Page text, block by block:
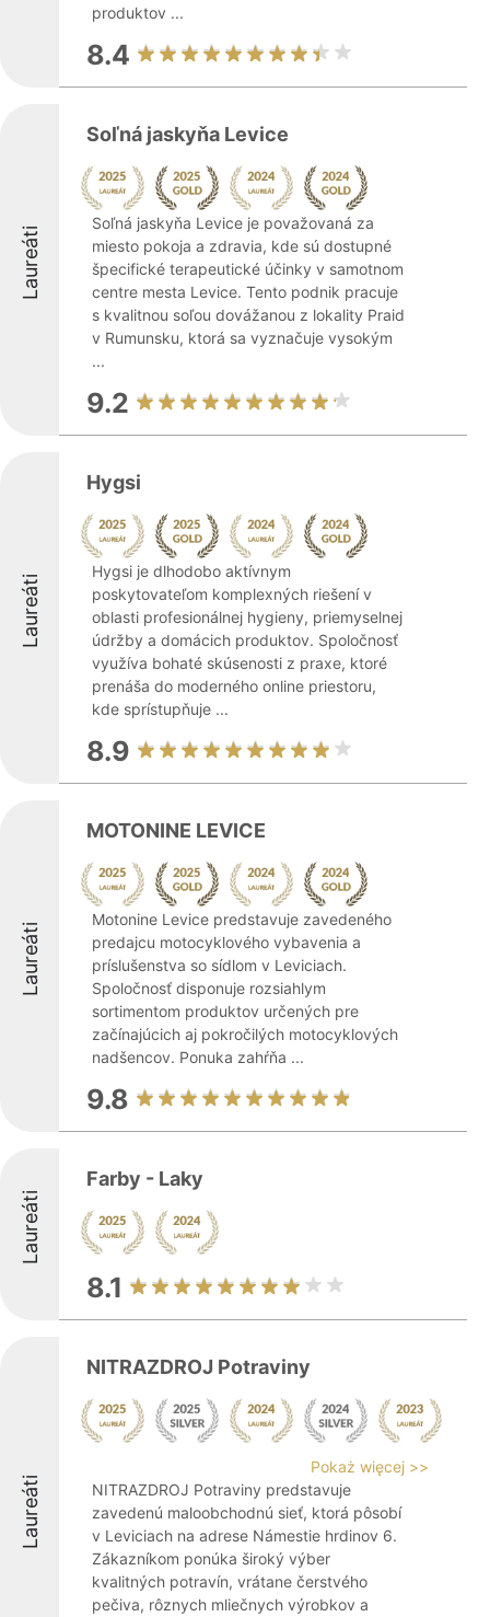
produktov ...
8.4
Laureáti
Soľná jaskyňa Levice
Soľná jaskyňa Levice je považovaná za
miesto pokoja a zdravia, kde sú dostupné
špecifické terapeutické účinky v samotnom
centre mesta Levice. Tento podnik pracuje
s kvalitnou soľou dovážanou z lokality Praid
v Rumunsku, ktorá sa vyznačuje vysokým
...
9.2
Laureáti
Hygsi
Hygsi je dlhodobo aktívnym
poskytovateľom komplexných riešení v
oblasti profesionálnej hygieny, priemyselnej
údržby a domácich produktov. Spoločnosť
využíva bohaté skúsenosti z praxe, ktoré
prenáša do moderného online priestoru,
kde sprístupňuje ...
8.9
Laureáti
MOTONINE LEVICE
Motonine Levice predstavuje zavedeného
predajcu motocyklového vybavenia a
príslušenstva so sídlom v Leviciach.
Spoločnosť disponuje rozsiahlym
sortimentom produktov určených pre
začínajúcich aj pokročilých motocyklových
nadšencov. Ponuka zahŕňa ...
9.8
Laureáti
Farby - Laky
8.1
Laureáti
NITRAZDROJ Potraviny
Pokaż więcej >>
NITRAZDROJ Potraviny predstavuje
zavedenú maloobchodnú sieť, ktorá pôsobí
v Leviciach na adrese Námestie hrdinov 6.
Zákazníkom ponúka široký výber
kvalitných potravín, vrátane čerstvého
pečiva, rôznych mliečnych výrobkov a